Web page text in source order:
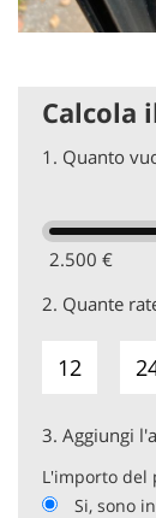
Calcola
1. Quanto
2.500 €
2. Quante
12
3. Aggiungi
L'importo del
Si, sono